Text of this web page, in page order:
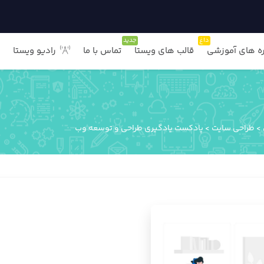
های آموزشی
داغ
قالب های ویستا
جدید
تماس با ما رادیو ویستا
> طراحی سایت >پادکست یادگیری طراحی و توسعه وب